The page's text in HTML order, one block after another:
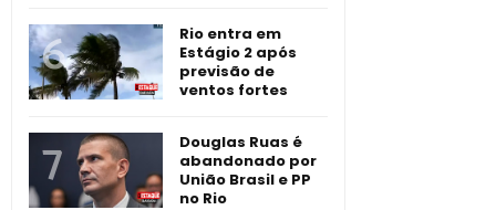
Rio entra em
Estágio 2 após
previsão de
ventos fortes
Douglas Ruas é
abandonado por
União Brasil e PP
no Rio